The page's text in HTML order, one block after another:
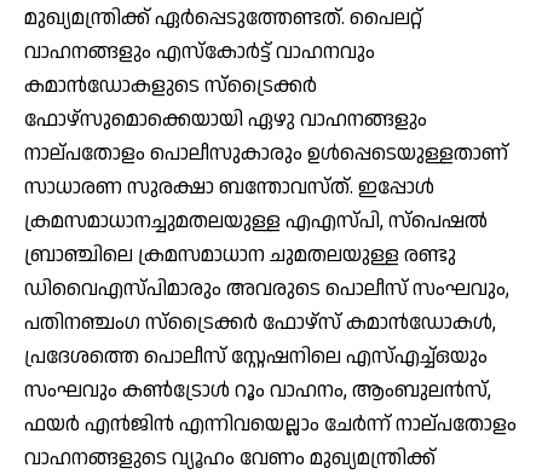
മുഖ്യമന്ത്രിക്ക് ഏര്‍പ്പെടുത്തേണ്ടത്. പൈലറ്റ്
വാഹനങ്ങളും എസ്‌കോര്‍ട്ട് വാഹനവും
കമാന്‍ഡോകളുടെ സ്‌ട്രൈക്കര്‍
ഫോഴ്‌സുമൊക്കെയായി ഏഴു വാഹനങ്ങളും
നാല്പതോളം പൊലീസുകാരും ഉള്‍പ്പെടെയുള്ളതാണ്
സാധാരണ സുരക്ഷാ ബന്തോവസ്ത്. ഇപ്പോള്‍
ക്രമസമാധാനച്ചുമതലയുള്ള എഎസ്പി, സ്‌പെഷല്‍
ബ്രാഞ്ചിലെ ക്രമസമാധാന ചുമതലയുള്ള രണ്ടു
ഡിവൈഎസ്പിമാരും അവരുടെ പൊലീസ് സംഘവും,
പതിനഞ്ചംഗ സ്‌ട്രൈക്കര്‍ ഫോഴ്‌സ് കമാന്‍ഡോകള്‍,
പ്രദേശത്തെ പൊലീസ് സ്റ്റേഷനിലെ എസ്എച്ച്ഒയും
സംഘവും കണ്‍ട്രോള്‍ റൂം വാഹനം, ആംബുലന്‍സ്,
ഫയര്‍ എന്‍ജിന്‍ എന്നിവയെല്ലാം ചേര്‍ന്ന് നാല്പതോളം
വാഹനങ്ങളുടെ വ്യൂഹം വേണം മുഖ്യമന്ത്രിക്ക്